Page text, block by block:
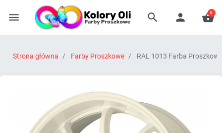
   
0
Strona główna Farby Proszkowe RAL 1013 Farba